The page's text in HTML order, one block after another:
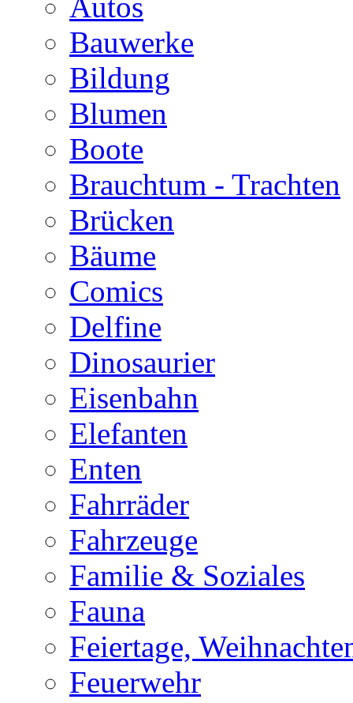
Autos
Bauwerke
Bildung
Blumen
Boote
Brauchtum - Trachten
Brücken
Bäume
Comics
Delfine
Dinosaurier
Eisenbahn
Elefanten
Enten
Fahrräder
Fahrzeuge
Familie & Soziales
Fauna
Feiertage,
Feuerwehr